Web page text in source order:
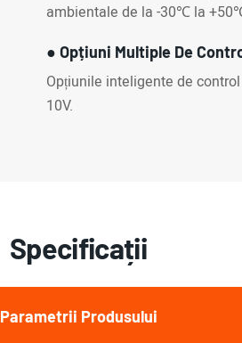
ambientale de la -30℃ la
● Opțiuni Multiple De
Opțiunile inteligente de
10V.
Specificații
Parametrii Produsului